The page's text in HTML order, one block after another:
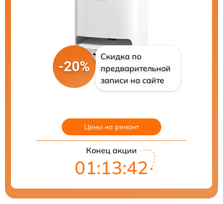
-20%
Скидка по
предварительной
записи на сайте
Цены на ремонт
Конец акции
01:13:40